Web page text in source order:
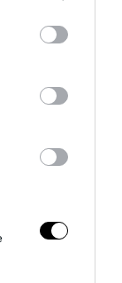
may click to
tags to
below Google